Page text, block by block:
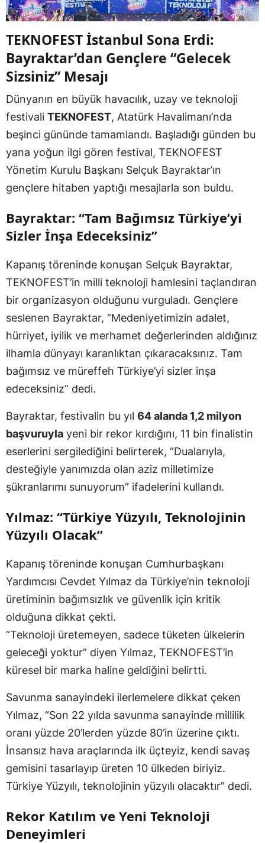
TEKNOFEST İstanbul Sona Erdi:
Bayraktar’dan Gençlere “Gelecek
Sizsiniz” Mesajı
Dünyanın en büyük havacılık, uzay ve teknoloji
festivali TEKNOFEST, Atatürk Havalimanı’nda
beşinci gününde tamamlandı. Başladığı günden bu
yana yoğun ilgi gören festival, TEKNOFEST
Yönetim Kurulu Başkanı Selçuk Bayraktar’ın
gençlere hitaben yaptığı mesajlarla son buldu.
Bayraktar: “Tam Bağımsız Türkiye’yi
Sizler İnşa Edeceksiniz”
Kapanış töreninde konuşan Selçuk Bayraktar,
TEKNOFEST’in milli teknoloji hamlesini taçlandıran
bir organizasyon olduğunu vurguladı. Gençlere
seslenen Bayraktar, “Medeniyetimizin adalet,
hürriyet, iyilik ve merhamet değerlerinden aldığınız
ilhamla dünyayı karanlıktan çıkaracaksınız. Tam
bağımsız ve müreffeh Türkiye’yi sizler inşa
edeceksiniz” dedi.
Bayraktar, festivalin bu yıl 64 alanda 1,2 milyon
başvuruyla yeni bir rekor kırdığını, 11 bin finalistin
eserlerini sergilediğini belirterek, “Dualarıyla,
desteğiyle yanımızda olan aziz milletimize
şükranlarımı sunuyorum” ifadelerini kullandı.
Yılmaz: “Türkiye Yüzyılı, Teknolojinin
Yüzyılı Olacak”
Kapanış töreninde konuşan Cumhurbaşkanı
Yardımcısı Cevdet Yılmaz da Türkiye’nin teknoloji
üretiminin bağımsızlık ve güvenlik için kritik
olduğuna dikkat çekti.
“Teknoloji üretemeyen, sadece tüketen ülkelerin
geleceği yoktur” diyen Yılmaz, TEKNOFEST’in
küresel bir marka haline geldiğini belirtti.
Savunma sanayindeki ilerlemelere dikkat çeken
Yılmaz, “Son 22 yılda savunma sanayinde millilik
oranı yüzde 20’lerden yüzde 80’in üzerine çıktı.
İnsansız hava araçlarında ilk üçteyiz, kendi savaş
gemisini tasarlayıp üreten 10 ülkeden biriyiz.
Türkiye Yüzyılı, teknolojinin yüzyılı olacaktır” dedi.
Rekor Katılım ve Yeni Teknoloji
Deneyimleri